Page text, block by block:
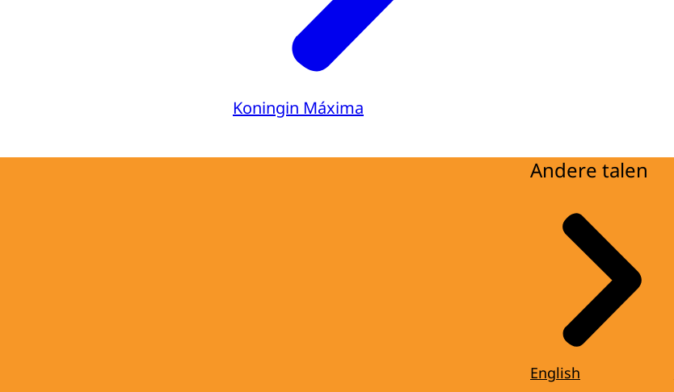
Koningin Máxima
Andere talen
English